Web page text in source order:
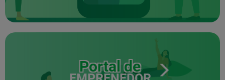
Portal de